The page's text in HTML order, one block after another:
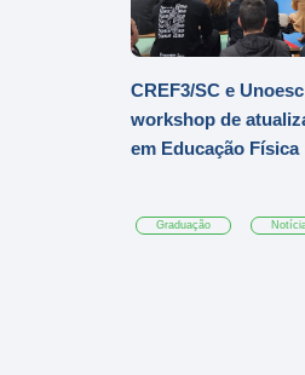
CREF3/SC e
workshop de
em Educação Física
Graduação